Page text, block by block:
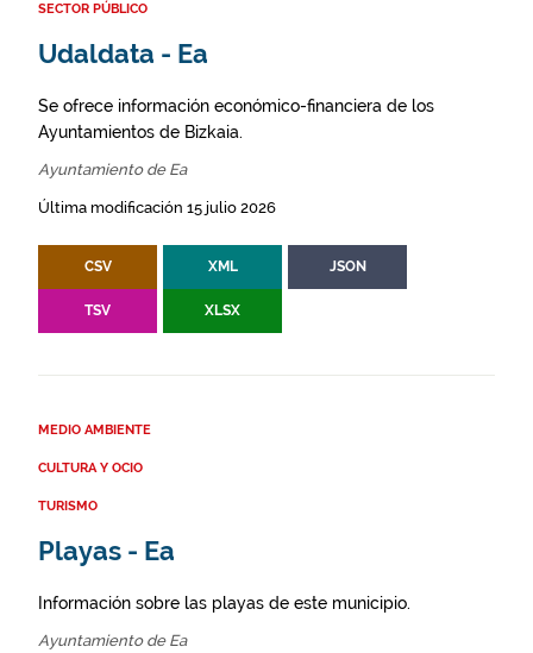
SECTOR PÚBLICO
Udaldata - Ea
Se ofrece información económico-financiera de los
Ayuntamientos de Bizkaia.
Ayuntamiento de Ea
Última modificación 15 julio 2026
CSV XML JSON
TSV XLSX
MEDIO AMBIENTE
CULTURA Y OCIO
TURISMO
Playas - Ea
Información sobre las playas de este municipio.
Ayuntamiento de Ea